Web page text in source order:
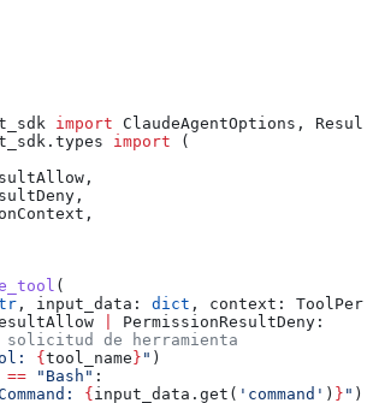
import ClaudeAgentOptions,
import (
(
, input_data : dict , context :
PermissionResultDeny:
solicitud de herramienta
{ tool_name } " )
== "Bash" :
{ input_data.get( 'command' ) } " )